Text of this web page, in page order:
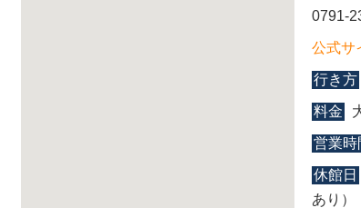
0791-
公式サ
行き方
料金
営業時
休館日
あり）